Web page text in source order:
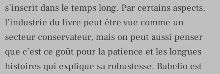
s’inscrit dans le temps long. Par certains aspects,
l’industrie du livre peut être vue comme un
secteur conservateur, mais on peut aussi penser
que c’est ce goût pour la patience et les longues
histoires qui explique sa robustesse. Babelio est